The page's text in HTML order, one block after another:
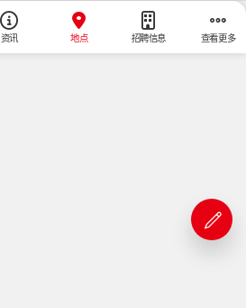
资讯 地点 招聘信息 查看更多